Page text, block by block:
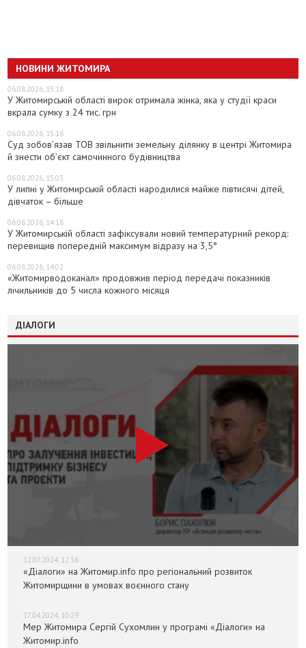
НОВИНИ ЖИТОМИРА
06.08.2026, 15:18
У Житомирській області вирок отримала жінка, яка у студії краси
вкрала сумку з 24 тис. грн
06.08.2026, 15:16
Суд зобов’язав ТОВ звільнити земельну ділянку в центрі Житомира
й знести об’єкт самочинного будівництва
06.08.2026, 15:03
У липні у Житомирській області народилися майже півтисячі дітей,
дівчаток – більше
06.08.2026, 14:18
У Житомирській області зафіксували новий температурний рекорд:
перевищив попередній максимум відразу на 3,5°
06.08.2026, 14:02
«Житомирводоканал» продовжив період передачі показників
лічильників до 5 числа кожного місяця
ДІАЛОГИ
12.07.2024, 12:36
«Діалоги» на Житомир.info про регіональний розвиток
Житомирщини в умовах воєнного стану
17.04.2024, 10:29
Мер Житомира Сергій Сухомлин у програмі «Діалоги» на
Житомир.info